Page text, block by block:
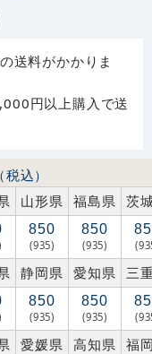
送料がかかりま
円以上購入で送
（税込）
山形県 福島県 茨
850
(935)
850
(935)
静岡県 愛知県 三
850
(935)
850
(935)
愛媛県 高知県 福